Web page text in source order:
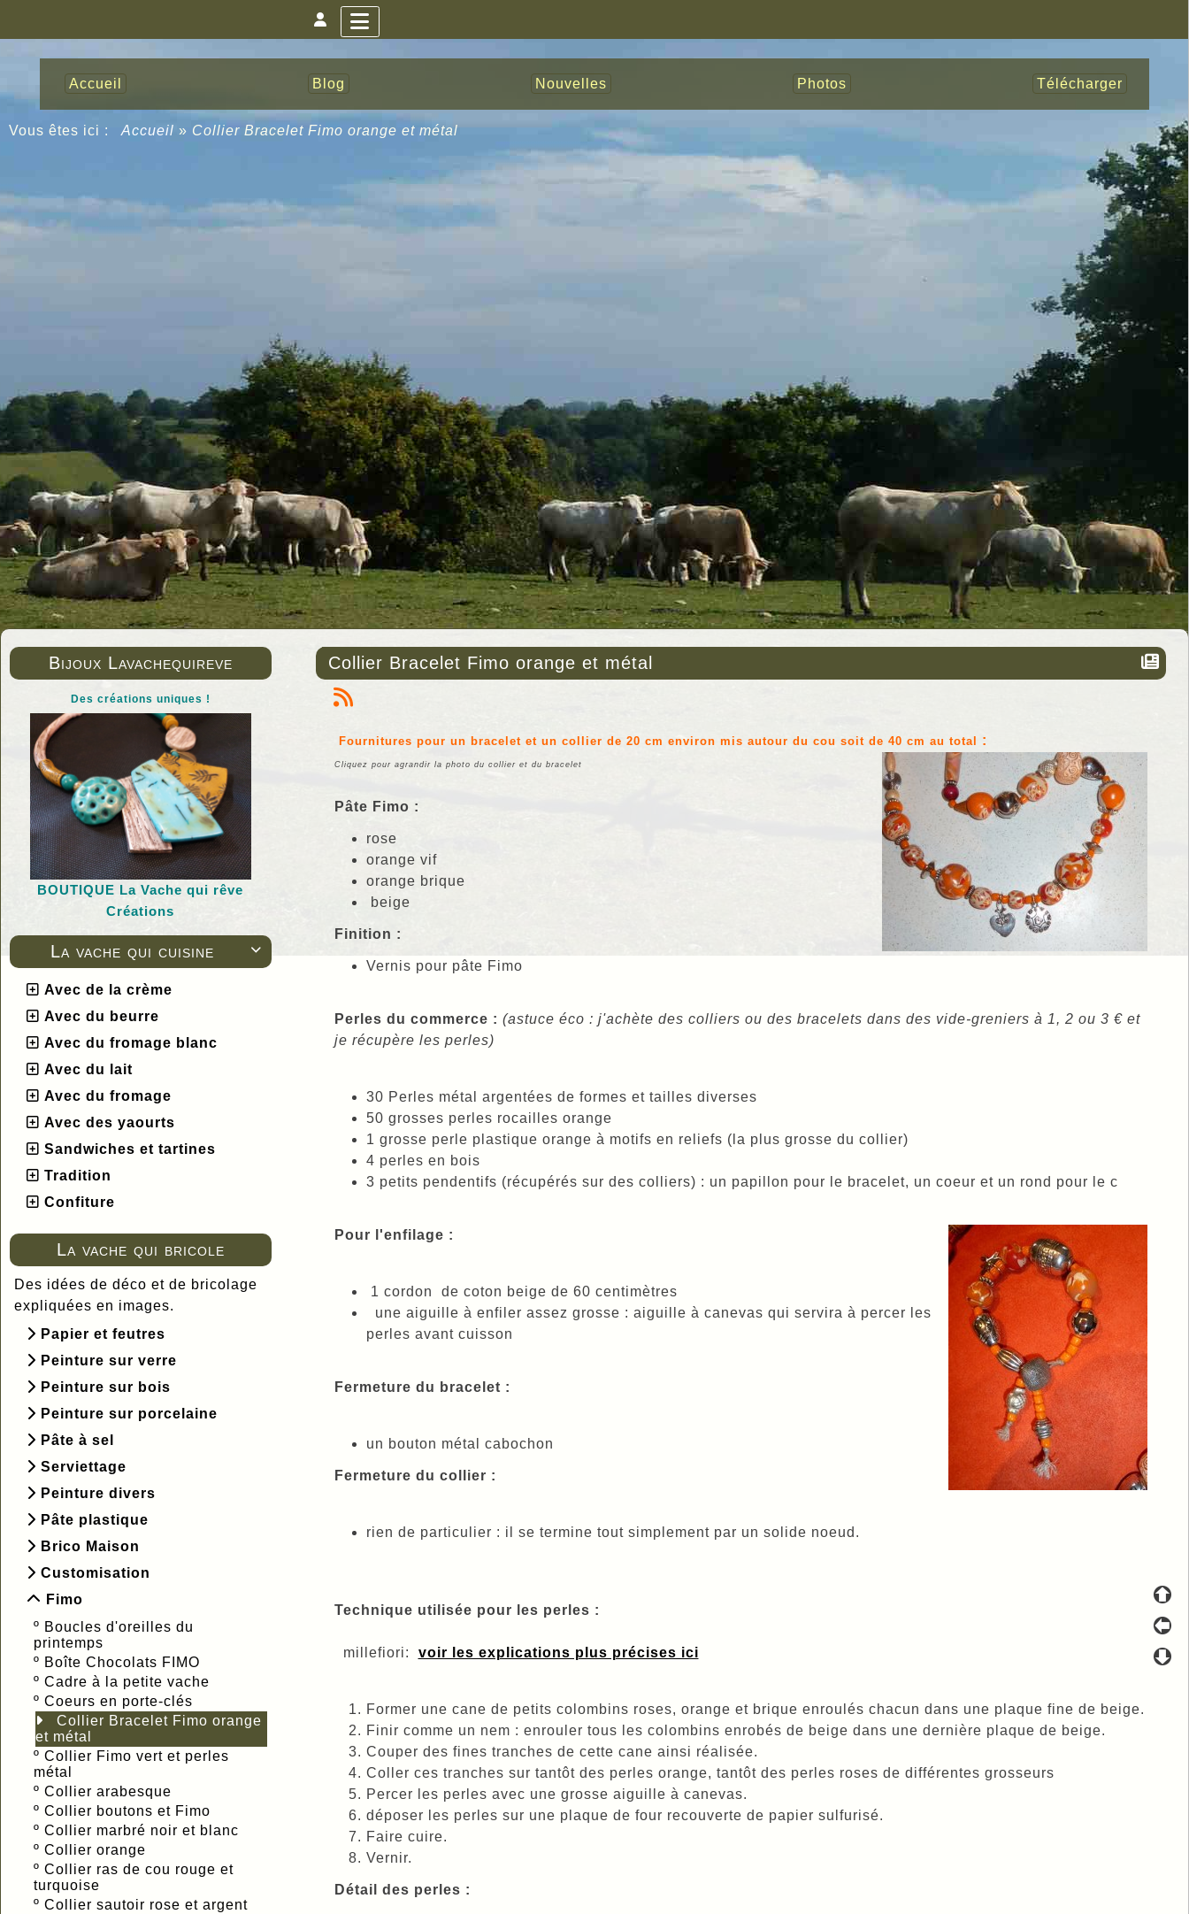
Accueil Blog Nouvelles Photos Télécharger
Vous êtes ici : Accueil » Collier Bracelet Fimo orange et métal
Bijoux Lavachequireve
Des créations uniques !
BOUTIQUE La Vache qui rêve
Créations

La vache qui cuisine
Avec de la crème
Avec du beurre
Avec du fromage blanc
Avec du lait
Avec du fromage
Avec des yaourts
Sandwiches et tartines
Tradition
Confiture
La vache qui bricole
Des idées de déco et de bricolage
expliquées en images.
Papier et feutres
Peinture sur verre
Peinture sur bois
Peinture sur porcelaine
Pâte à sel
Serviettage
Peinture divers
Pâte plastique
Brico Maison
Customisation
Fimo
º Boucles d'oreilles du
printemps
º Boîte Chocolats FIMO
º Cadre à la petite vache
º Coeurs en porte-clés
Collier Bracelet Fimo orange
et métal
º Collier Fimo vert et perles
métal
º Collier arabesque
º Collier boutons et Fimo
º Collier marbré noir et blanc
º Collier orange
º Collier ras de cou rouge et
turquoise
º Collier sautoir rose et argent
Collier Bracelet Fimo orange et métal
Fournitures pour un bracelet et un collier de 20 cm environ mis autour du cou soit de 40 cm au total :
Cliquez pour agrandir la photo du collier et du bracelet
Pâte Fimo :
rose
orange vif
orange brique
beige
Finition :
Vernis pour pâte Fimo
Perles du commerce : (astuce éco : j'achète des colliers ou des bracelets dans des vide-greniers à 1, 2 ou 3 € et
je récupère les perles)
30 Perles métal argentées de formes et tailles diverses
50 grosses perles rocailles orange
1 grosse perle plastique orange à motifs en reliefs (la plus grosse du collier)
4 perles en bois
3 petits pendentifs (récupérés sur des colliers) : un papillon pour le bracelet, un coeur et un rond pour le c
Pour l'enfilage :
1 cordon de coton beige de 60 centimètres
une aiguille à enfiler assez grosse : aiguille à canevas qui servira à percer les
perles avant cuisson
Fermeture du bracelet :
un bouton métal cabochon
Fermeture du collier :
rien de particulier : il se termine tout simplement par un solide noeud.
Technique utilisée pour les perles :
millefiori: voir les explications plus précises ici
Former une cane de petits colombins roses, orange et brique enroulés chacun dans une plaque fine de beige.
Finir comme un nem : enrouler tous les colombins enrobés de beige dans une dernière plaque de beige.
Couper des fines tranches de cette cane ainsi réalisée.
Coller ces tranches sur tantôt des perles orange, tantôt des perles roses de différentes grosseurs
Percer les perles avec une grosse aiguille à canevas.
déposer les perles sur une plaque de four recouverte de papier sulfurisé.
Faire cuire.
Vernir.
Détail des perles :